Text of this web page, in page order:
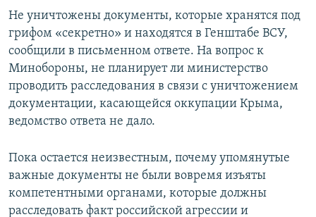
Не уничтожены документы, которые хранятся под
грифом «секретно» и находятся в Генштабе ВСУ,
сообщили в письменном ответе. На вопрос к
Минобороны, не планирует ли министерство
проводить расследования в связи с уничтожением
документации, касающейся оккупации Крыма,
ведомство ответа не дало.
Пока остается неизвестным, почему упомянутые
важные документы не были вовремя изъяты
компетентными органами, которые должны
расследовать факт российской агрессии и